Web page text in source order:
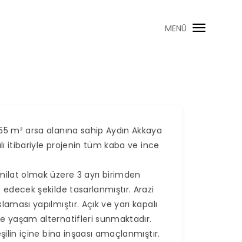
MENÜ
m² arsa alanına sahip Aydın Akkaya
itibariyle projenin tüm kaba ve ince
olmak üzere 3 ayrı birimden
şekilde tasarlanmıştır. Arazi
yapılmıştır. Açık ve yarı kapalı
yaşam alternatifleri sunmaktadır.
içine bina inşaası amaçlanmıştır.